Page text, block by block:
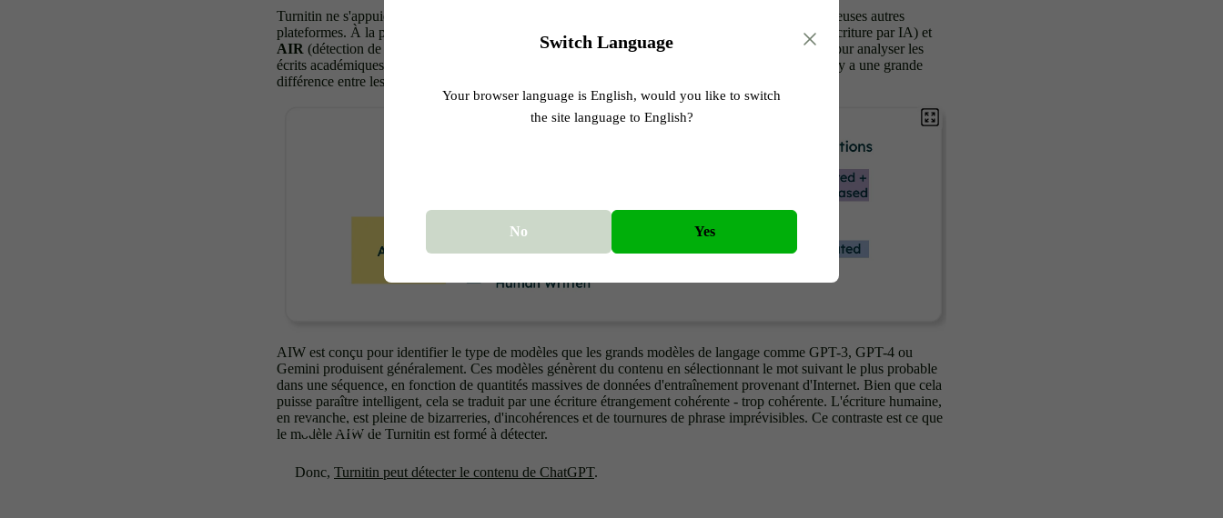
Turnitin ne s'appuie pas sur des services de détection d'IA proposés par des tiers comme de nombreuses autres
plateformes. À la place, il a développé ses propres outils en interne, appelés
(détection de l'écriture par IA) et
AIR (détection de la réécriture par IA). Ce sont des systèmes sophistiqués, spécialement formés pour analyser les
écrits académiques afin de détecter des traces de contenu généré ou paraphrasé par IA — et oui, il y a une grande
différence entre les deux.
AIW est conçu pour identifier le type de modèles que les grands modèles de langage comme GPT-3, GPT-4 ou
Gemini produisent généralement. Ces modèles génèrent du contenu en sélectionnant le mot suivant le plus probable
dans une séquence, en fonction de quantités massives de données d'entraînement provenant d'Internet. Bien que cela
puisse paraître intelligent, cela se traduit par une écriture étrangement cohérente - trop cohérente. L'écriture humaine,
en revanche, est pleine de bizarreries, d'incohérences et de tournures de phrase imprévisibles. Ce contraste est ce que
le modèle AIW de Turnitin est formé à détecter.
Donc, Turnitin peut détecter le contenu de ChatGPT.
Switch Language
Your browser language is English, would you like to switch
the site language to English?
No Yes